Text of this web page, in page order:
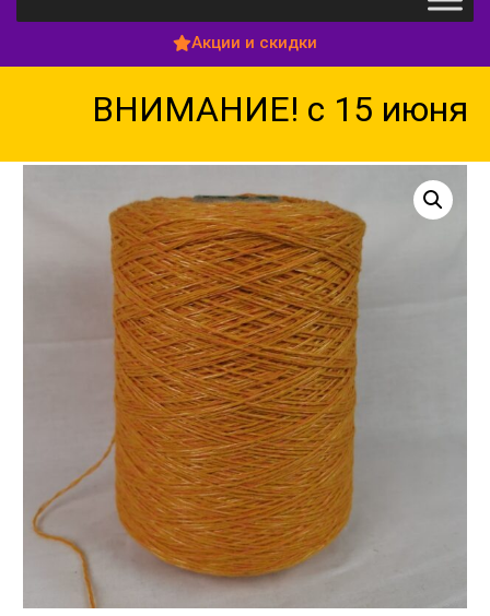
Акции и скидки
ВНИМАНИЕ! с 15 июня